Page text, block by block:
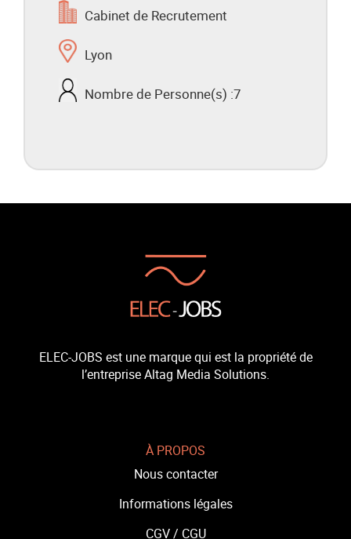
Cabinet de Recrutement
Lyon
Nombre de Personne(s) :7
ELEC-JOBS est une marque qui est la propriété de
l’entreprise Altag Media Solutions.
À PROPOS
Nous contacter
Informations légales
CGV / CGU